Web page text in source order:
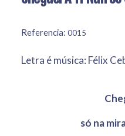
Referencia: 0015
Letra é música: Félix
só na